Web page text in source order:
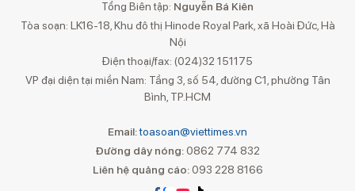
Tổng Biên tập: Nguyễn Bá Kiên
Tòa soạn: LK16-18, Khu đô thị Hinode Royal Park, xã Hoài Đức, Hà
Nội
Điện thoại/fax: (024)32 151175
VP đại diện tại miền Nam: Tầng 3, số 54, đường C1, phường Tân
Bình, TP.HCM
Email:toasoan@viettimes.vn
Đường dây nóng: 0862 774 832
Liên hệ quảng cáo:093 228 8166